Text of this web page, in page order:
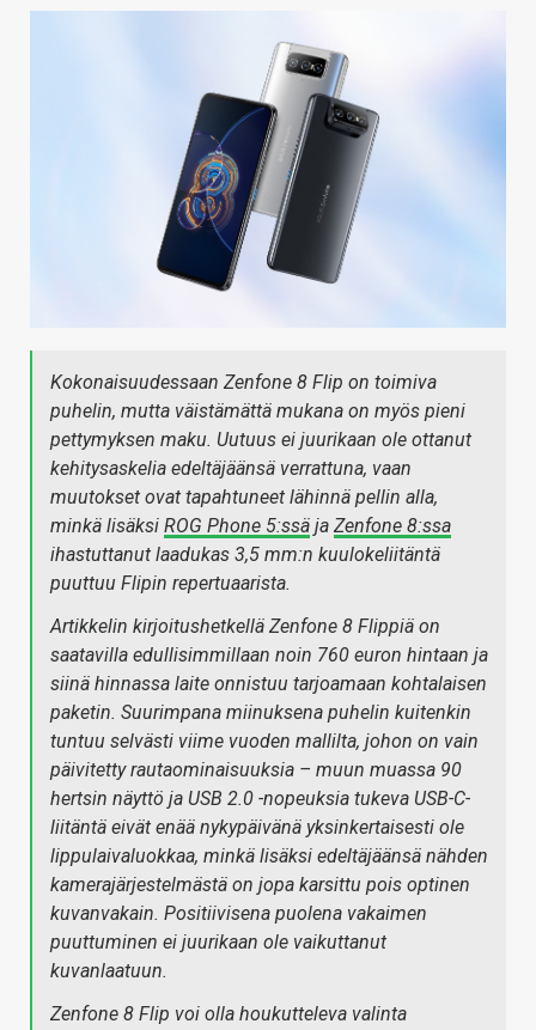
Kokonaisuudessaan Zenfone 8 Flip on toimiva
puhelin, mutta väistämättä mukana on myös pieni
pettymyksen maku. Uutuus ei juurikaan ole ottanut
kehitysaskelia edeltäjäänsä verrattuna, vaan
muutokset ovat tapahtuneet lähinnä pellin alla,
minkä lisäksi ROG Phone 5:ssä ja Zenfone 8:ssa
ihastuttanut laadukas 3,5 mm:n kuulokeliitäntä
puuttuu Flipin repertuaarista.
Artikkelin kirjoitushetkellä Zenfone 8 Flippiä on
saatavilla edullisimmillaan noin 760 euron hintaan ja
siinä hinnassa laite onnistuu tarjoamaan kohtalaisen
paketin. Suurimpana miinuksena puhelin kuitenkin
tuntuu selvästi viime vuoden mallilta, johon on vain
päivitetty rautaominaisuuksia – muun muassa 90
hertsin näyttö ja USB 2.0 -nopeuksia tukeva USB-C-
liitäntä eivät enää nykypäivänä yksinkertaisesti ole
lippulaivaluokkaa, minkä lisäksi edeltäjäänsä nähden
kamerajärjestelmästä on jopa karsittu pois optinen
kuvanvakain. Positiivisena puolena vakaimen
puuttuminen ei juurikaan ole vaikuttanut
kuvanlaatuun.
Zenfone 8 Flip voi olla houkutteleva valinta